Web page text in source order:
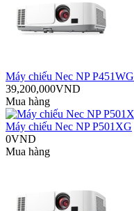
Máy chiếu Nec NP P451WG
39,200,000VND
Mua hàng
Máy chiếu Nec NP P501XG
0VND
Mua hàng